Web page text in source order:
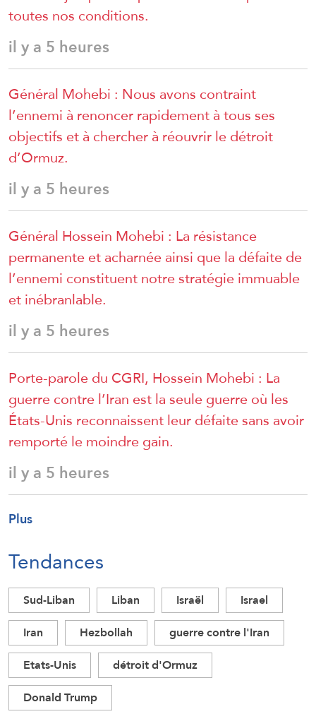
toutes nos conditions.
il y a 5 heures
Général Mohebi : Nous avons contraint
l’ennemi à renoncer rapidement à tous ses
objectifs et à chercher à réouvrir le détroit
d’Ormuz.
il y a 5 heures
Général Hossein Mohebi : La résistance
permanente et acharnée ainsi que la défaite de
l’ennemi constituent notre stratégie immuable
et inébranlable.
il y a 5 heures
Porte-parole du CGRI, Hossein Mohebi : La
guerre contre l’Iran est la seule guerre où les
États-Unis reconnaissent leur défaite sans avoir
remporté le moindre gain.
il y a 5 heures
Plus
Tendances
Sud-Liban Liban Israël
Israel
Iran
Hezbollah
guerre contre l'Iran
Etats-Unis
détroit d'Ormuz
Donald Trump